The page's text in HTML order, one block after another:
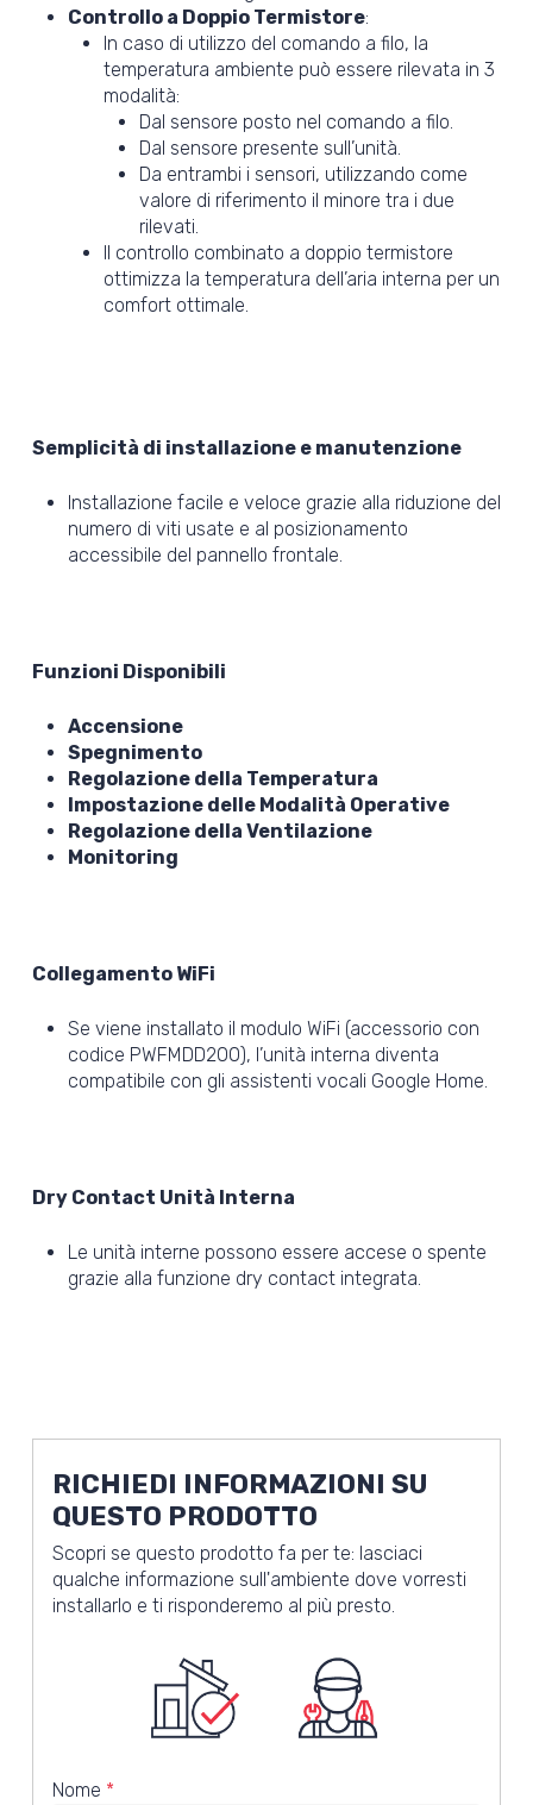
Controllo a Doppio Termistore:
In caso di utilizzo del comando a filo, la
temperatura ambiente può essere rilevata in 3
modalità:
Dal sensore posto nel comando a filo.
Dal sensore presente sull’unità.
Da entrambi i sensori, utilizzando come
valore di riferimento il minore tra i due
rilevati.
Il controllo combinato a doppio termistore
ottimizza la temperatura dell’aria interna per un
comfort ottimale.
Semplicità di installazione e manutenzione
Installazione facile e veloce grazie alla riduzione del
numero di viti usate e al posizionamento
accessibile del pannello frontale.
Funzioni Disponibili
Accensione
Spegnimento
Regolazione della Temperatura
Impostazione delle Modalità Operative
Regolazione della Ventilazione
Monitoring
Collegamento WiFi
Se viene installato il modulo WiFi (accessorio con
codice PWFMDD200), l’unità interna diventa
compatibile con gli assistenti vocali Google Home.
Dry Contact Unità Interna
Le unità interne possono essere accese o spente
grazie alla funzione dry contact integrata.
RICHIEDI INFORMAZIONI SU
QUESTO PRODOTTO
Scopri se questo prodotto fa per te: lasciaci
qualche informazione sull'ambiente dove vorresti
installarlo e ti risponderemo al più presto.
Nome *